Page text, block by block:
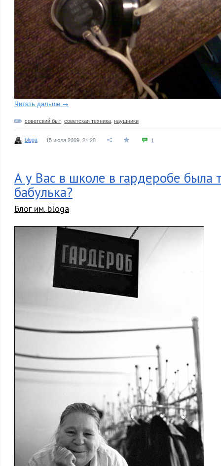
Читать дальше →
советский быт советская техника наушники
bloga 15 июля 2009, 21:20 1
А у Вас в школе в гардеробе была
бабулька?
Блог им. bloga